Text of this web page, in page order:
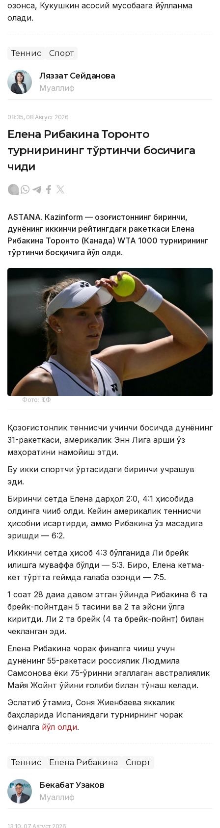
қозонса, Кукушкин асосий мусобақага йўлланма
олади.
Теннис Спорт
Ляззат Сейданова
Муаллиф
08:35, 08 Август 2026
Елена Рибакина Торонто
турнирининг тўртинчи босқичига
чиқди
ASTANА. Кazinform — Қозоғистоннинг биринчи,
дунёнинг иккинчи рейтингдаги ракеткаси Елена
Рибакина Торонто (Канада) WТА 1000 турнирининг
тўртинчи босқичига йўл олди.
Фото: ҚТФ
Қозоғистонлик теннисчи учинчи босқичда дунёнинг
31-ракеткаси, америкалик Энн Лига қарши ўз
маҳоратини намойиш этди.
Бу икки спортчи ўртасидаги биринчи учрашув
эди.
Биринчи сетда Елена дарҳол 2:0, 4:1 ҳисобида
олдинга чиқиб олди. Кейин америкалик теннисчи
ҳисобни қисқартирди, аммо Рибакина ўз мақсадига
эришди — 6:2.
Иккинчи сетда ҳисоб 4:3 бўлганида Ли брейк
қилишга муваффақ бўлди — 5:3. Бироқ, Елена кетма-
кет тўртта геймда ғалаба қозонди — 7:5.
1 соат 28 дақиқа давом этган ўйинда Рибакина 6 та
брейк-пойнтдан 5 тасини ва 2 та эйсни қўлга
киритди. Ли 2 та брейк (4 та брейк-пойнт) билан
чекланган эди.
Елена Рибакина чорак финалга чиқиш учун
дунёнинг 55-ракетаси россиялик Людмила
Самсонова ёки 75-ўринни эгаллаган австралиялик
Майя Жойнт ўйини ғолиби билан тўқнаш келади.
Эслатиб ўтамиз, Соня Жиенбаева яккалик
баҳсларида Испаниядаги турнирнинг чорак
финалга йўл олди.
Теннис Елена Рибакина Спорт
Бекабат Узаков
Муаллиф
13:10, 07 Август 2026